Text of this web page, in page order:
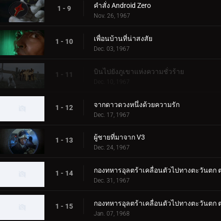
1 - 9 คำสั่ง Android Zero
Nov. 26, 1967
1 - 10 เพื่อนบ้านที่น่าสงสัย
Dec. 03, 1967
1 - 11 บินไปยังภูเขาแห่งความชั่วร้าย
Dec. 10, 1967
1 - 12 จากดาวดวงหนึ่งด้วยความรัก
Dec. 17, 1967
1 - 13 ผู้ชายที่มาจาก V3
Dec. 24, 1967
1 - 14 กองทหารอุลตร้าเคลื่อนตัวไปทางตะวันตก
Dec. 31, 1967
1 - 15 กองทหารอุลตร้าเคลื่อนตัวไปทางตะวันตก
Jan. 07, 1968